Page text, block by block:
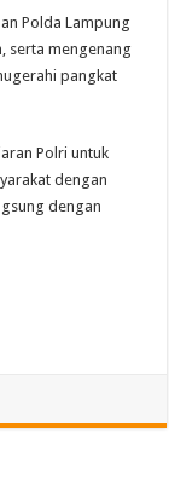
Polda Lampung
serta mengenang
pangkat
Polri untuk
dengan
dengan